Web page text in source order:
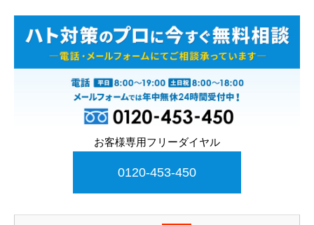
お客様専用フリーダイヤル
0120-453-450